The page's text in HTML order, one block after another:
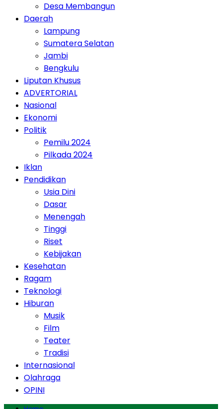
Desa Membangun
Daerah
Lampung
Sumatera Selatan
Jambi
Bengkulu
Liputan Khusus
ADVERTORIAL
Nasional
Ekonomi
Politik
Pemilu 2024
Pilkada 2024
Iklan
Pendidikan
Usia Dini
Dasar
Menengah
Tinggi
Riset
Kebijakan
Kesehatan
Ragam
Teknologi
Hiburan
Musik
Film
Teater
Tradisi
Internasional
Olahraga
OPINI